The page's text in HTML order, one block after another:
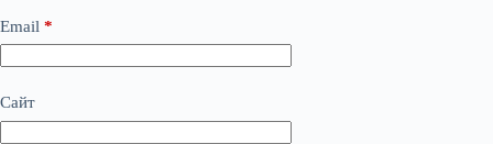
Email *
Сайт